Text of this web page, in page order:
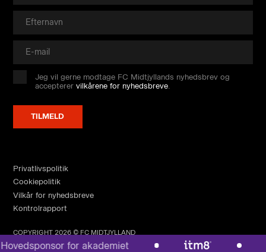
for akademiet
Jeg vil gerne modtage FC Midtjyllands nyhedsbrev og
accepterervilkårene for nyhedsbreve.
Privatlivspolitik
Cookiepolitik
Vilkår for nyhedsbreve
Kontrolrapport
COPYRIGHT 2026 © FC MIDTJYLLAND